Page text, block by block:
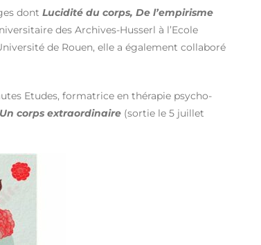
dont Lucidité du corps, De l’empirisme
des Archives-Husserl à l’Ecole
de Rouen, elle a également collaboré
Etudes, formatrice en thérapie psycho-
Un corps extraordinaire (sortie le 5 juillet